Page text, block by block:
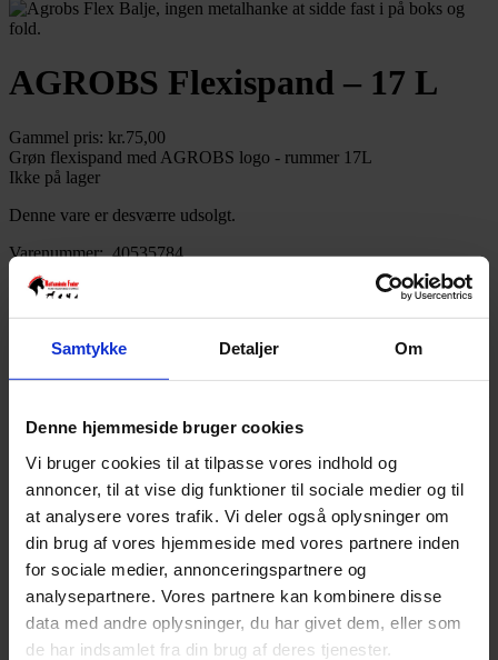
Samtykke Detaljer Om
Denne hjemmeside bruger cookies
Vi bruger cookies til at tilpasse vores indhold og
annoncer, til at vise dig funktioner til sociale medier og til
at analysere vores trafik. Vi deler også oplysninger om
din brug af vores hjemmeside med vores partnere inden
for sociale medier, annonceringspartnere og
analysepartnere. Vores partnere kan kombinere disse
data med andre oplysninger, du har givet dem, eller som
de har indsamlet fra din brug af deres tjenester.
AGROBS Flexispand – 17 L
Gammel pris: kr.75,00
Grøn flexispand med AGROBS logo - rummer 17L
Ikke på lager
Denne vare er desværre udsolgt.
Varenummer: 40535784
Varekategori:
Varebeskrivelse
derfor perfekt til bl.a. fodring, opbevaring, stævner mm.
afgiver derfor ingen giftige stoffer. Solid og fleksibel – knækker ikke
i frostvejr.
Dimensioner:
Højde 27 cm
SKU
40535784
Weight 0,7 kg